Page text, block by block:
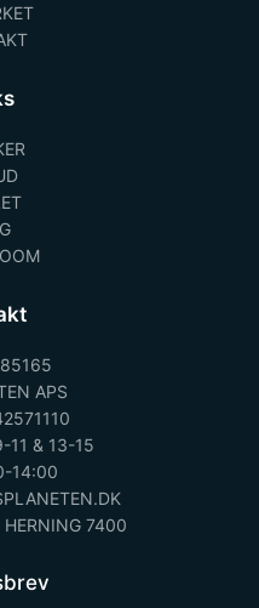
APS
11 & 13-15
14:00
7400